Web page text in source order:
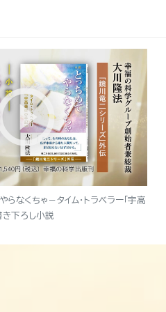
なくちゃ－タイム・トラベラー「宇高
き下ろし小説